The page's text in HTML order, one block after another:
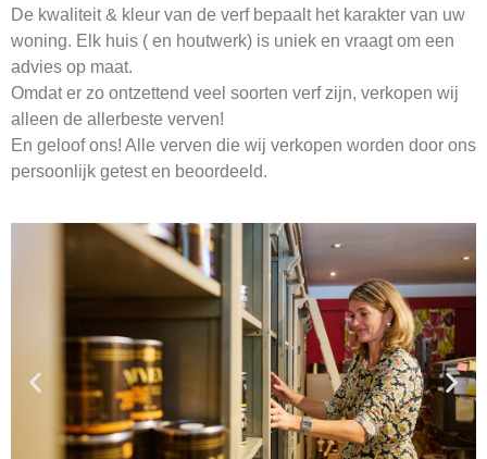
De kwaliteit & kleur van de verf bepaalt het karakter van uw
woning. Elk huis ( en houtwerk) is uniek en vraagt om een
advies op maat.
Omdat er zo ontzettend veel soorten verf zijn, verkopen wij
alleen de allerbeste verven!
En geloof ons! Alle verven die wij verkopen worden door ons
persoonlijk getest en beoordeeld.